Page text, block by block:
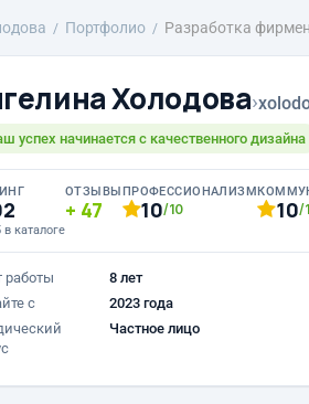
Портфолио Разработка
Холодова›
успех начинается с качественного дизайна
каталоге
ОТЗЫВЫ
47
ПРОФЕССИОНАЛИЗМ
10/10 10/
работы
8 лет
с
2023 года
Частное лицо